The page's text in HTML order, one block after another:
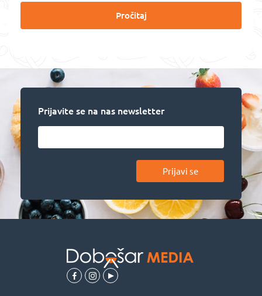
Pročitaj
Prijavite se na nas newsletter
Prijavi se